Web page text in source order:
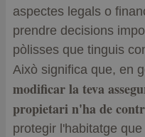
aspectes legals o
prendre decisions
pòlisses que tinguis
Això significa que, en
modificar la teva
propietari n'ha de
protegir l'habitatge